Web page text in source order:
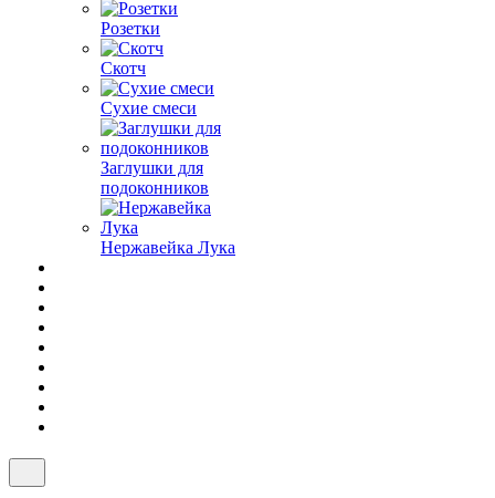
Розетки
Скотч
Сухие смеси
Заглушки для
подоконников
Нержавейка Лука